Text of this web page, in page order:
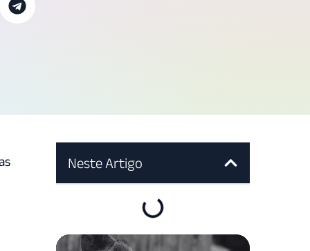
Neste Artigo